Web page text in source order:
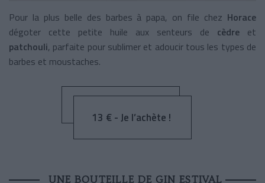
Pour la plus belle des barbes à papa, on file chez Horace
dégoter cette petite huile aux senteurs de cèdre et
patchouli, parfaite pour sublimer et adoucir tous les types de
barbes et moustaches.
13 € - Je l’achète !
UNE BOUTEILLE DE GIN ESTIVAL